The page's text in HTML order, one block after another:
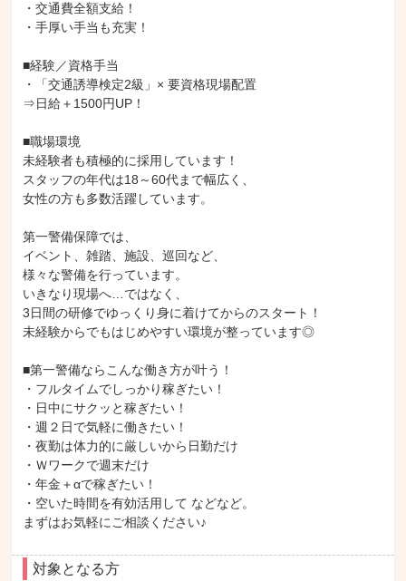
・交通費全額支給！
・手厚い手当も充実！
■経験／資格手当
・「交通誘導検定2級」× 要資格現場配置
⇒日給＋1500円UP！
■職場環境
未経験者も積極的に採用しています！
スタッフの年代は18～60代まで幅広く、
女性の方も多数活躍しています。
第一警備保障では、
イベント、雑踏、施設、巡回など、
様々な警備を行っています。
いきなり現場へ…ではなく、
3日間の研修でゆっくり身に着けてからのスタート！
未経験からでもはじめやすい環境が整っています◎
■第一警備ならこんな働き方が叶う！
・フルタイムでしっかり稼ぎたい！
・日中にサクッと稼ぎたい！
・週２日で気軽に働きたい！
・夜勤は体力的に厳しいから日勤だけ
・Ｗワークで週末だけ
・年金＋αで稼ぎたい！
・空いた時間を有効活用して などなど。
まずはお気軽にご相談ください♪
対象となる方